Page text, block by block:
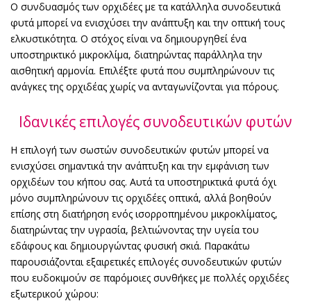
Ο συνδυασμός των ορχιδέες με τα κατάλληλα συνοδευτικά
φυτά μπορεί να ενισχύσει την ανάπτυξη και την οπτική τους
ελκυστικότητα. Ο στόχος είναι να δημιουργηθεί ένα
υποστηρικτικό μικροκλίμα, διατηρώντας παράλληλα την
αισθητική αρμονία. Επιλέξτε φυτά που συμπληρώνουν τις
ανάγκες της ορχιδέας χωρίς να ανταγωνίζονται για πόρους.
Ιδανικές επιλογές συνοδευτικών φυτών
Η επιλογή των σωστών συνοδευτικών φυτών μπορεί να
ενισχύσει σημαντικά την ανάπτυξη και την εμφάνιση των
ορχιδέων του κήπου σας. Αυτά τα υποστηρικτικά φυτά όχι
μόνο συμπληρώνουν τις ορχιδέες οπτικά, αλλά βοηθούν
επίσης στη διατήρηση ενός ισορροπημένου μικροκλίματος,
διατηρώντας την υγρασία, βελτιώνοντας την υγεία του
εδάφους και δημιουργώντας φυσική σκιά. Παρακάτω
παρουσιάζονται εξαιρετικές επιλογές συνοδευτικών φυτών
που ευδοκιμούν σε παρόμοιες συνθήκες με πολλές ορχιδέες
εξωτερικού χώρου: